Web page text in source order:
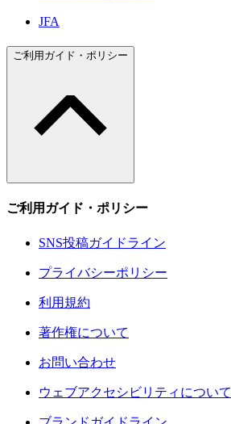
JFA
ご利用ガイド・ポリシー
ご利用ガイド・ポリシー
SNS投稿ガイドライン
プライバシーポリシー
利用規約
著作権について
お問い合わせ
ウェブアクセシビリティについて